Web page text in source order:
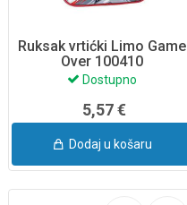
Ruksak vrtićki Limo Game
Over 100410
Dostupno
5,57 €
Dodaj u košaru